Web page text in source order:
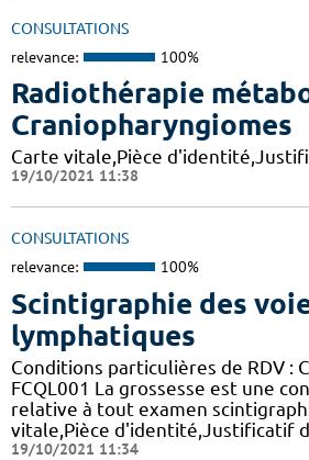
CONSULTATIONS
relevance: 100%
Radiothérapie
Craniopharyngiomes
Carte vitale,Pièce
19/10/2021 11:38
CONSULTATIONS
relevance: 100%
Scintigraphie des
lymphatiques
Conditions particulières de RDV :
FCQL001 La grossesse est une
relative à tout examen
vitale,Pièce d'identité,Justificatif
19/10/2021 11:34